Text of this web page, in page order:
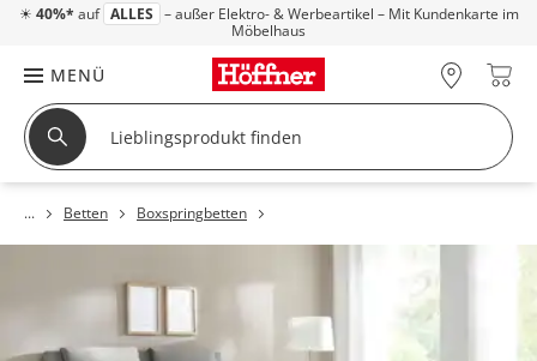
☀ 40%* auf ALLES – außer Elektro- & Werbeartikel – Mit Kundenkarte im
Möbelhaus
MENÜ
Betten Boxspringbetten